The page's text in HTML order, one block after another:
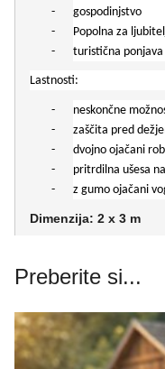
-
gospodinjstvo
-
Popolna za
-
turistična ponjava
Lastnosti:
-
neskončne
-
zaščita pred
-
dvojno ojačani
-
pritrdilna ušesa
-
z gumo ojačani
Dimenzija: 2 x 3 m
Preberite si...